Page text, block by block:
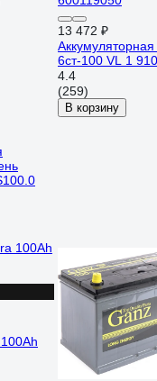
13 472 ₽
6ст-100 VL 1
4.4
(259)
В корзину